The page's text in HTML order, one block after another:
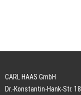
CARL HAAS GmbH
Dr.-Konstantin-Hank-Str. 18